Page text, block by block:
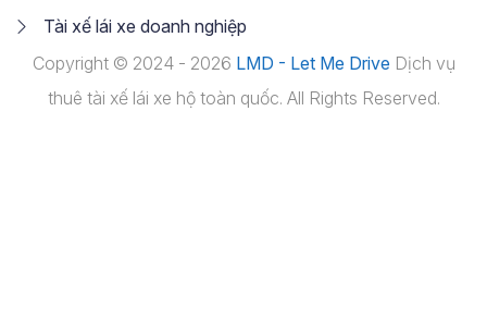
Tài xế lái xe doanh nghiệp
Copyright © 2024 - 2026 LMD - Let Me Drive Dịch vụ
thuê tài xế lái xe hộ toàn quốc. All Rights Reserved.